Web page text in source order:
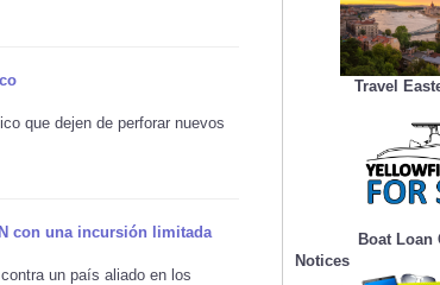
que dejen de perforar nuevos
con una incursión limitada
un país aliado en los
Travel
Boat Loan
Notices